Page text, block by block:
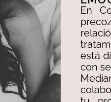
En
está
con